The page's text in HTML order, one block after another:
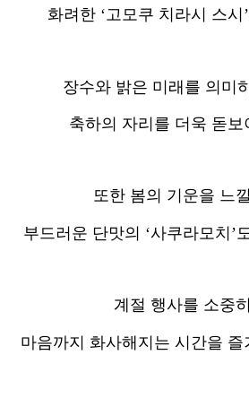
화려한 ‘고모쿠 치라시 스시
장수와 밝은 미래를 의미
축하의 자리를 더욱 돋보
또한 봄의 기운을 느
부드러운 단맛의 ‘사쿠라모치’
계절 행사를 소중
마음까지 화사해지는 시간을